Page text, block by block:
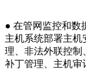
● 在管网监控和数
主机系统部署主机
理、非法外联控制
补丁管理、主机审